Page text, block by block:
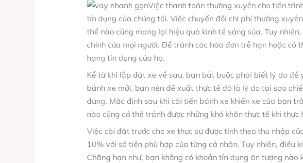
Việc thanh toán thường xuyên cho tiến
tín dụng của chúng tôi. Việc chuyển đổi chi phí thường
thể nào cũng mang lại hiệu quả kinh tế sáng sủa. Tuy
chính của mọi người. Để tránh các hóa đơn trễ hạn hoặc
hạng tín dụng của họ.
Kể từ khi lắp đặt xe về sau, bạn bắt buộc phải biết lý do
bánh xe mới, bạn nên đề xuất thực tế đó là lý do tại sao
dụng. Mặc định sau khi cải tiến bánh xe khiến xe của bạn
nào cũng có thể tránh được những khó khăn thực tế khi
Việc cài đặt trước cho xe thực sự được tính theo thu nhập
10% với số tiền phù hợp của từng cá nhân. Tuy nhiên, điều
Chẳng hạn như, bạn không có khoản tín dụng ấn tượng